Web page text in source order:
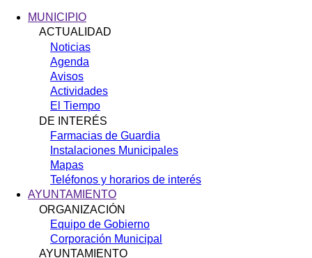
navigationMUNICIPIO
ACTUALIDAD
Noticias
Agenda
Avisos
Actividades
El Tiempo
DE INTERÉS
Farmacias de Guardia
Instalaciones Municipales
Mapas
Teléfonos y horarios de interés
AYUNTAMIENTO
ORGANIZACIÓN
Equipo de Gobierno
Corporación Municipal
AYUNTAMIENTO